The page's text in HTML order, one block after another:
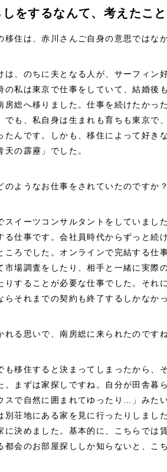
しをするなんて、考えたこ
住は、赤川さんご自身の意思ではなか
は、のちに夫となる人が、サーフィン
の私は東京で仕事をしていて、結婚後
房総へ移りました。仕事を続けたかっ
でも、私自身は生まれも育ちも東京で
たんです。しかも、移住によって好き
天の霹靂」でした。
ようなお仕事をされていたのですか？
スイーツコンサルタントをしていまし
る仕事です。会社員時代からずっと続
ころでした。オンラインで完結する仕
市場調査をしたり、相手と一緒に実際
りすることが必要な仕事でした。それ
らそれまでの契約も終了するしかなか
る思いで、南房総に来られたのですね
も移住すると決まってしまったから、
。まずは家探しですね。自分が田舎暮
スで自然に囲まれてゆったり…」みた
別荘地にある家を見に行ったりしまし
に決めました。基本的に、こちらでは
都会のお部屋探ししか知らないと、こ